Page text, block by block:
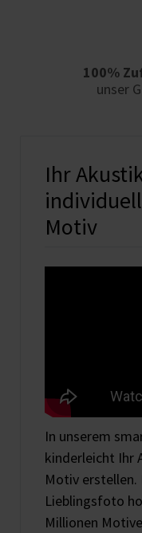
100%
unser
Ihr
Motiv
In unserem
kinderleicht Ihr
Motiv erstellen.
Lieblingsfoto
Millionen